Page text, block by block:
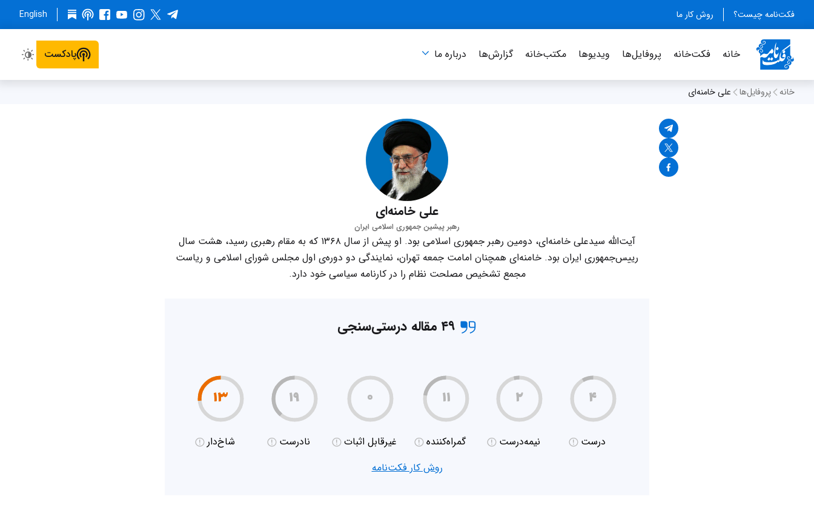
فکت‌نامه چیست؟ روش کار ما English
خانه فکت‌خانه پروفایل‌ها ویدیو‌ها مکتب‌خانه گزارش‌ها درباره‌ ما پادکست
خانه پروفایل‌ها علی خامنه‌ای
علی خامنه‌ای
رهبر پیشین جمهوری اسلامی ایران
آیت‌الله سیدعلی خامنه‌‌ای، دومین رهبر جمهوری اسلامی بود. او پیش از سال ۱۳۶۸ که به مقام رهبری رسید، هشت سال
رییس‌جمهوری ایران بود. خامنه‌ای همچنان امامت جمعه تهران، نمایندگی دو دوره‌ی اول مجلس شورای اسلامی و ریاست
مجمع تشخیص مصلحت نظام را در کارنامه سیاسی خود دارد.
۴۹ مقاله درستی‌سنجی
۴
درست
۲
نیمه‌درست
۱۱
گمراه‌کننده
۰
غیر‌قابل اثبات
۱۹
نادرست
۱۳
شاخ‌دار
روش کار فکت‌نامه